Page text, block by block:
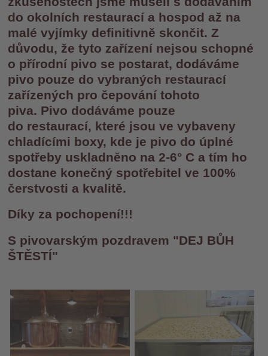
do okolních restaurací a hospod až na
malé vyjímky definitivně skončit. Z
důvodu, že tyto zařízení nejsou schopné
o přírodní pivo se postarat, dodáváme
pivo pouze do vybraných restaurací
zařízených pro čepování tohoto
piva. Pivo dodáváme pouze
do restaurací, které jsou ve vybaveny
chladícími boxy, kde je pivo do úplné
spotřeby uskladněno na 2-6° C a tím ho
dostane konečný spotřebitel ve 100%
čerstvosti a kvalitě.
Díky za pochopení!!!
S pivovarským pozdravem "DEJ BŮH
ŠTĚSTÍ"